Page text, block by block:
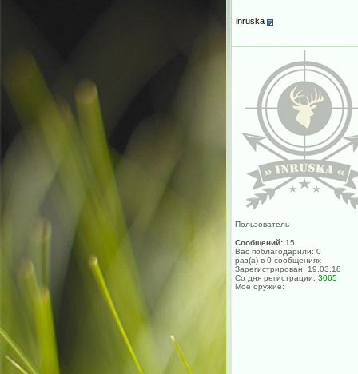
inruska
Пользователь
Сообщений: 15
Вас поблагодарили: 0
раз(а) в 0 сообщениях
Зарегистрирован: 19.03.18
Со дня регистрации: 3065
Моё оружие: